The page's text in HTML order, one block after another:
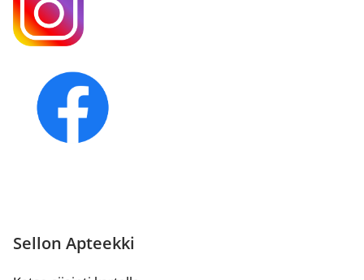
Sellon Apteekki